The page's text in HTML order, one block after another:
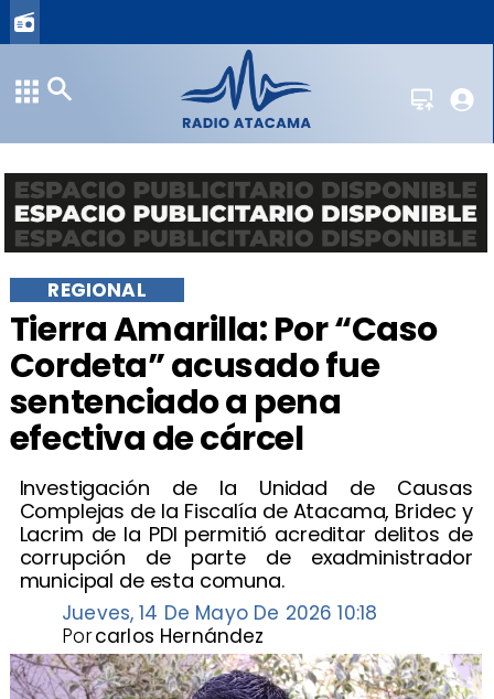
​Tierra Amarilla: Por “Caso
Cordeta” acusado fue
sentenciado a pena
efectiva de cárcel
​Investigación de la Unidad de Causas
Complejas de la Fiscalía de Atacama, Bridec y
Lacrim de la PDI permitió acreditar delitos de
corrupción de parte de exadministrador
municipal de esta comuna.
REGIONAL
Jueves, 14 De Mayo De 2026 10:18
carlos Hernández
Por